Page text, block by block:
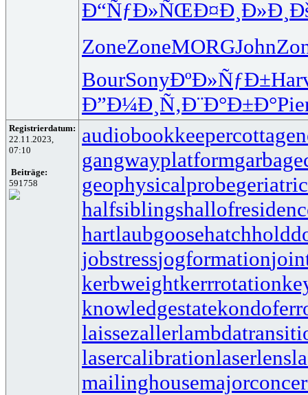
Ð“ÑƒÐ»ÑŒÐ¤Ð¸Ð»Ð¸
ZoneZoneMORGJohn
BourSonyÐºÐ»ÑƒÐ±
Ð”Ð¼Ð¸Ñ‚Ð¨Ð°Ð±Ð°
Registrierdatum:
22.11.2023,
07:10
Beiträge:
591758
audiobookkeeper
gangwayplatform
geophysicalprobe
halfsiblings
hartlaubgoose
jobstressjogformation
kerbweightkerrrotation
knowledgestate
laissezaller
lasercalibrationlaserlens
mailinghouse